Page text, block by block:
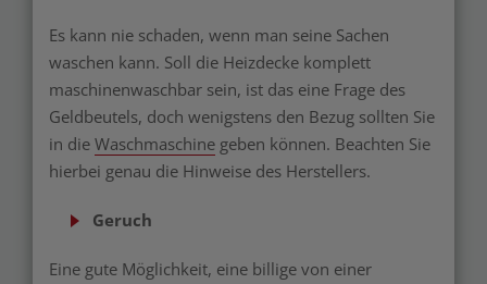
Es kann nie schaden, wenn man seine Sachen
waschen kann. Soll die Heizdecke komplett
maschinenwaschbar sein, ist das eine Frage des
Geldbeutels, doch wenigstens den Bezug sollten Sie
in die Waschmaschine geben können. Beachten Sie
hierbei genau die Hinweise des Herstellers.
Geruch
Eine gute Möglichkeit, eine billige von einer